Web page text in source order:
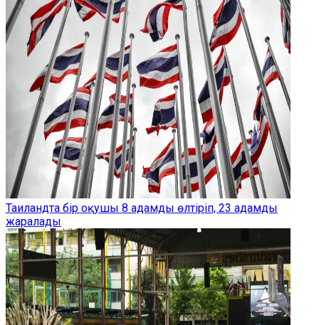
Таиландта бір оқушы 8 адамды өлтіріп, 23 адамды
жаралады